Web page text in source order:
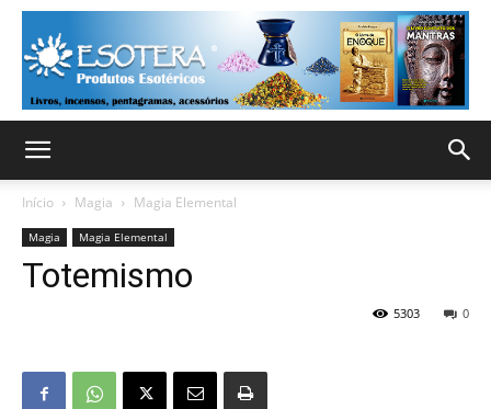
Início Magia Magia Elemental
Magia Magia Elemental
Totemismo
0
5303